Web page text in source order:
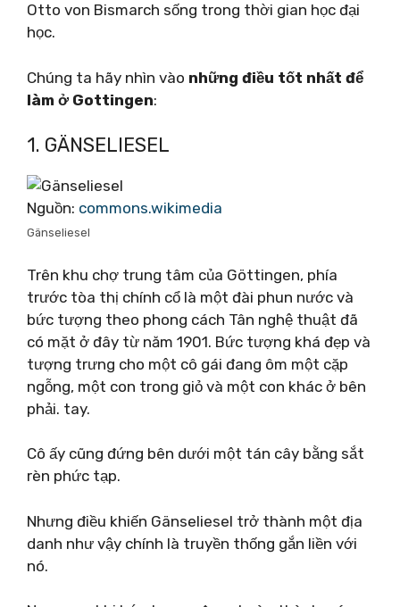
Otto von Bismarch sống trong thời gian học đại
học.
Chúng ta hãy nhìn vào những điều tốt nhất để
làm ở Gottingen:
1. GÄNSELIESEL
Nguồn: commons.wikimedia
Gänseliesel
Trên khu chợ trung tâm của Göttingen, phía
trước tòa thị chính cổ là một đài phun nước và
bức tượng theo phong cách Tân nghệ thuật đã
có mặt ở đây từ năm 1901. Bức tượng khá đẹp và
tượng trưng cho một cô gái đang ôm một cặp
ngỗng, một con trong giỏ và một con khác ở bên
phải. tay.
Cô ấy cũng đứng bên dưới một tán cây bằng sắt
rèn phức tạp.
Nhưng điều khiến Gänseliesel trở thành một địa
danh như vậy chính là truyền thống gắn liền với
nó.